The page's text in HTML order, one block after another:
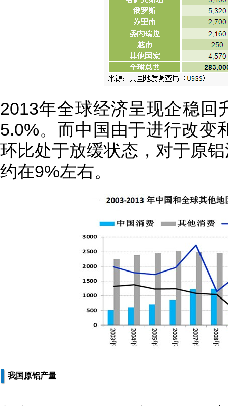
2013年全球经济呈现企稳回
5.0%。而中国由于进行改变
环比处于放缓状态，对于原
约在9%左右。
我国原铝产量